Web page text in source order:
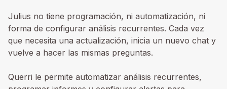
Julius no tiene programación, ni automatización, ni
forma de configurar análisis recurrentes. Cada vez
que necesita una actualización, inicia un nuevo chat y
vuelve a hacer las mismas preguntas.
Querri le permite automatizar análisis recurrentes,